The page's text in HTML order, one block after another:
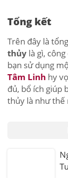
Tổng kết
Trên đây là
thủy là gì,
bạn sử dụng
Tâm Linh hy
đủ, bổ ích giúp
thủy là như thế